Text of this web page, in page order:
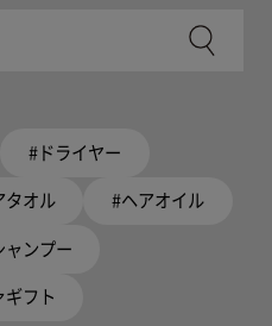
#ドライヤー
タオル #ヘアオイル
ャンプー
ギフト